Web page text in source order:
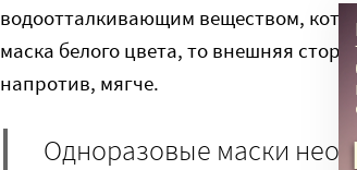
водоотталкивающим веществом,
маска белого цвета, то внешняя
напротив, мягче.
Одноразовые маски